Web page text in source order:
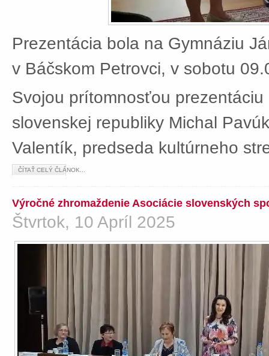
Prezentácia bola na Gymnáziu
v Báčskom Petrovci, v sobotu
Svojou prítomnosťou
slovenskej republiky Michal
Valentík, predseda kultúrneho
ČÍTAŤ CELÝ ČLÁNOK...
Výročné zhromaždenie Asociácie slovenských
Štvrtok, 10 Apríl 2025